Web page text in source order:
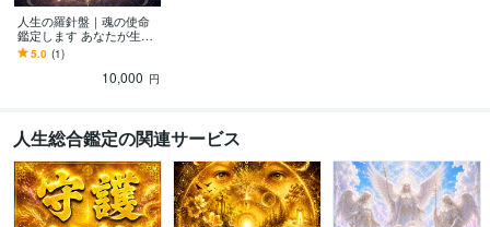
niji・journey:5年Adobe Photoshop:7年
Adobe Illustrator:3年Canva:7年
明治大学 2002年3月 ~ 2008年2月
語学力
人生の羅針盤｜魂の使命
鑑定します あなたが生ま
れてきた意味。人生の指
針を詳細に解説
5.0 (1)
10,000 円
人生総合鑑定の関連サービス